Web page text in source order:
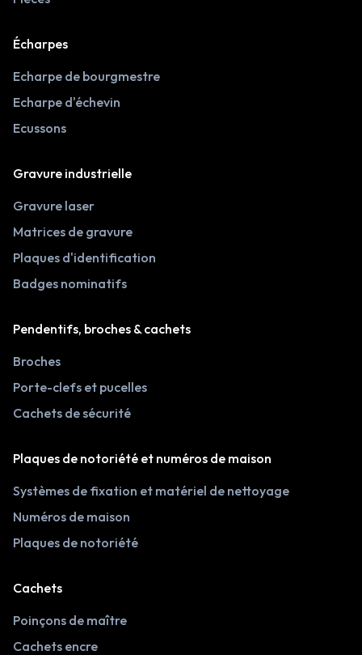
Écharpes
Echarpe de bourgmestre
Echarpe d'échevin
Ecussons
Gravure industrielle
Gravure laser
Matrices de gravure
Plaques d'identification
Badges nominatifs
Pendentifs, broches & cachets
Broches
Porte-clefs et pucelles
Cachets de sécurité
Plaques de notoriété et numéros de maison
Systèmes de fixation et matériel de nettoyage
Numéros de maison
Plaques de notoriété
Cachets
Poinçons de maître
Cachets encre